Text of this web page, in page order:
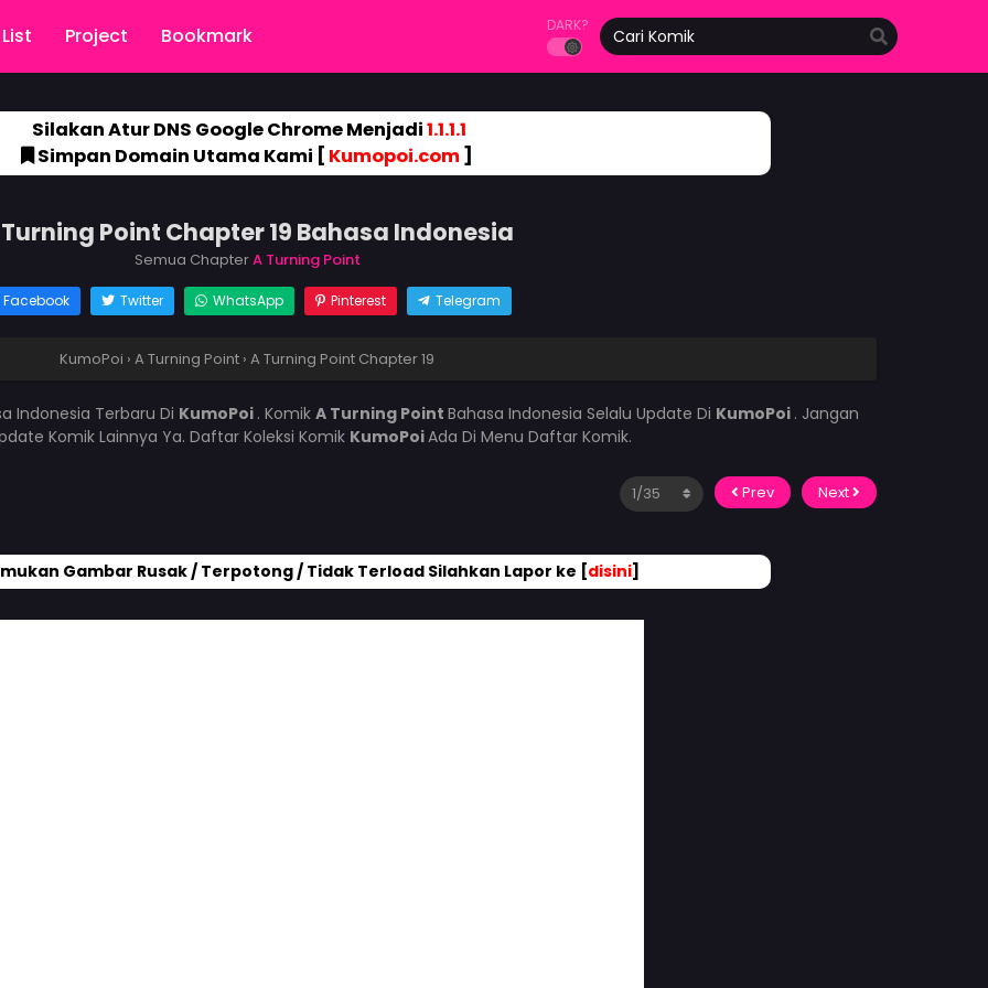
Project Bookmark DARK?
Silakan Atur DNS Google Chrome Menjadi1.1.1.1
Simpan Domain Utama Kami [ Kumopoi.com]
Point Chapter 19 Bahasa Indonesia
Semua ChapterA Turning Point
Facebook Twitter WhatsApp Pinterest Telegram
KumoPoi › A Turning Point › A Turning Point Chapter 19
Indonesia Terbaru Di KumoPoi . Komik A Turning Point Bahasa Indonesia Selalu Update Di KumoPoi . Jangan
Komik Lainnya Ya. Daftar Koleksi Komik KumoPoiAda Di Menu Daftar Komik.
Prev Next
Gambar Rusak / Terpotong / Tidak Terload Silahkan Lapor ke [disini]